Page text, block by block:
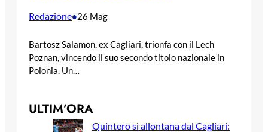
Redazione•26 Mag
Bartosz Salamon, ex Cagliari, trionfa con il Lech
Poznan, vincendo il suo secondo titolo nazionale in
Polonia. Un…
ULTIM’ORA
Quintero si allontana dal Cagliari: